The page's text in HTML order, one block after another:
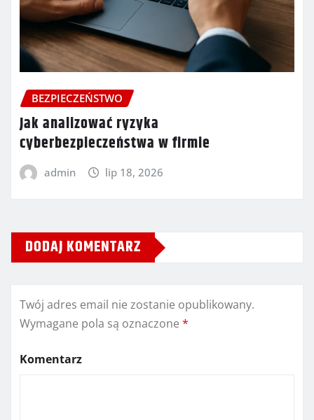
BEZPIECZEŃSTWO
Jak analizować ryzyka
cyberbezpieczeństwa w firmie
admin lip 18, 2026
DODAJ KOMENTARZ
Twój adres email nie zostanie opublikowany.
Wymagane pola są oznaczone *
Komentarz